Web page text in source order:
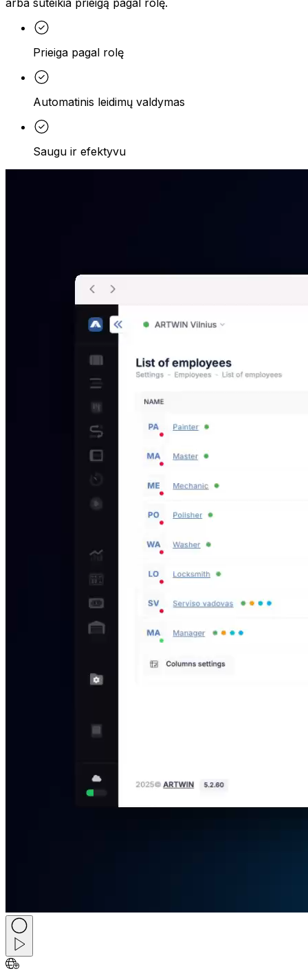
arba suteikia prieigą pagal rolę.
Prieiga pagal rolę
Automatinis leidimų valdymas
Saugu ir efektyvu